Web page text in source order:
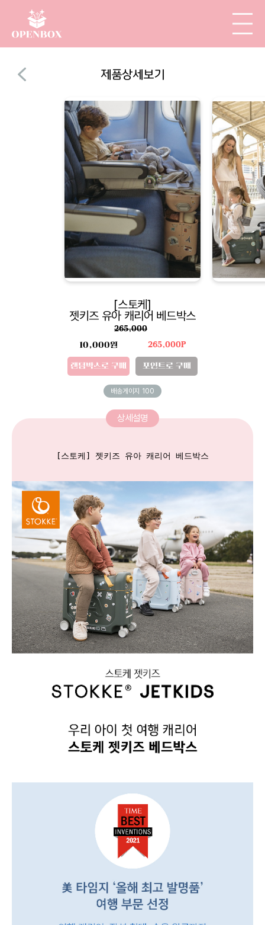
제품상세보기
[스토케]
젯키즈 유아 캐리어 베드박스
265,000
10,000원
랜덤박스로 구매
265,000P
포인트로 구매
배송게이지 100
상세설명
[스토케] 젯키즈 유아 캐리어 베드박스